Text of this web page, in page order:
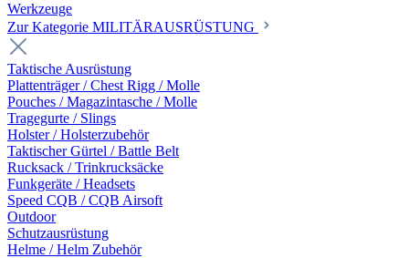
Werkzeuge
Zur Kategorie MILITÄRAUSRÜSTUNG
Taktische Ausrüstung
Plattenträger / Chest Rigg / Molle
Pouches / Magazintasche / Molle
Tragegurte / Slings
Holster / Holsterzubehör
Taktischer Gürtel / Battle Belt
Rucksack / Trinkrucksäcke
Funkgeräte / Headsets
Speed CQB / CQB Airsoft
Outdoor
Schutzausrüstung
Helme / Helm Zubehör